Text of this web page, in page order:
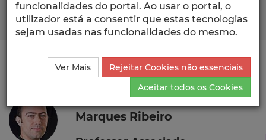
Search Button
Ciência_Iscte Autores
Ricardo Daniel Santos Faro
Marques Ribeiro
Currículo
Ricardo Daniel Santos Faro
Marques Ribeiro
funcionalidades do portal. Ao usar o portal, o
utilizador está a consentir que estas tecnologias
sejam usadas nas funcionalidades do mesmo.
Ver Mais
Rejeitar Cookies não essenciais
Aceitar todos os Cookies